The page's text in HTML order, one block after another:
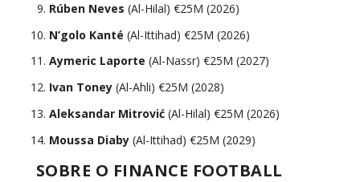
Rúben Neves (Al-Hilal) €25M (2026)
N’golo Kanté (Al-Ittihad) €25M (2026)
Aymeric Laporte (Al-Nassr) €25M (2027)
Ivan Toney(Al-Ahli) €25M (2028)
Aleksandar Mitrović(Al-Hilal) €25M (2026)
Moussa Diaby(Al-Ittihad) €25M (2029)
SOBRE O FINANCE FOOTBALL